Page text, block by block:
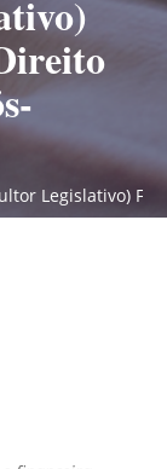
Legislativo)